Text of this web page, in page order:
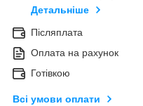
Детальніше
Післяплата
Оплата на рахунок
Готівкою
Всі умови оплати